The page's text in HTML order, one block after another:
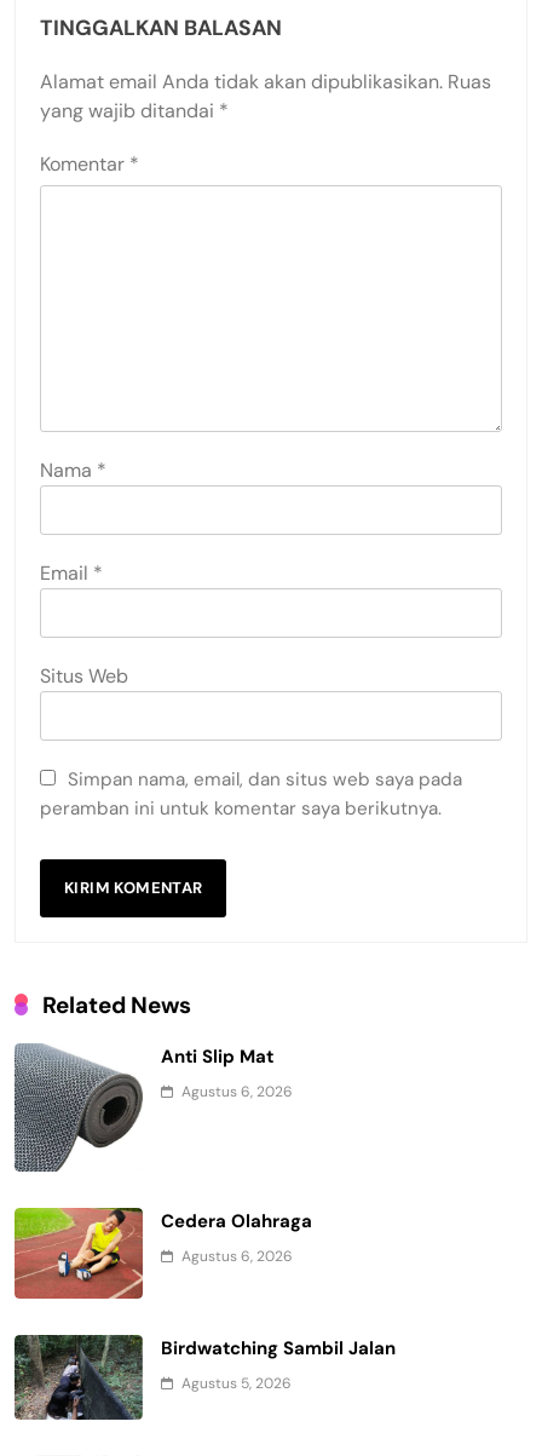
TINGGALKAN BALASAN
Alamat email Anda tidak akan dipublikasikan. Ruas
yang wajib ditandai *
Komentar *
Nama *
Email *
Situs Web
Simpan nama, email, dan situs web saya pada
peramban ini untuk komentar saya berikutnya.
Related News
Anti Slip Mat
Agustus 6, 2026
Cedera Olahraga
Agustus 6, 2026
Birdwatching Sambil Jalan
Agustus 5, 2026